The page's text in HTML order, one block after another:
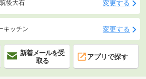
後大石 変更する
キッチン 変更する
新着メールを受
取る
アプリで探す